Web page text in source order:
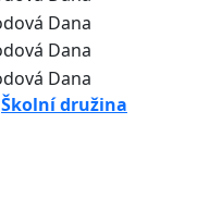
Školní družina